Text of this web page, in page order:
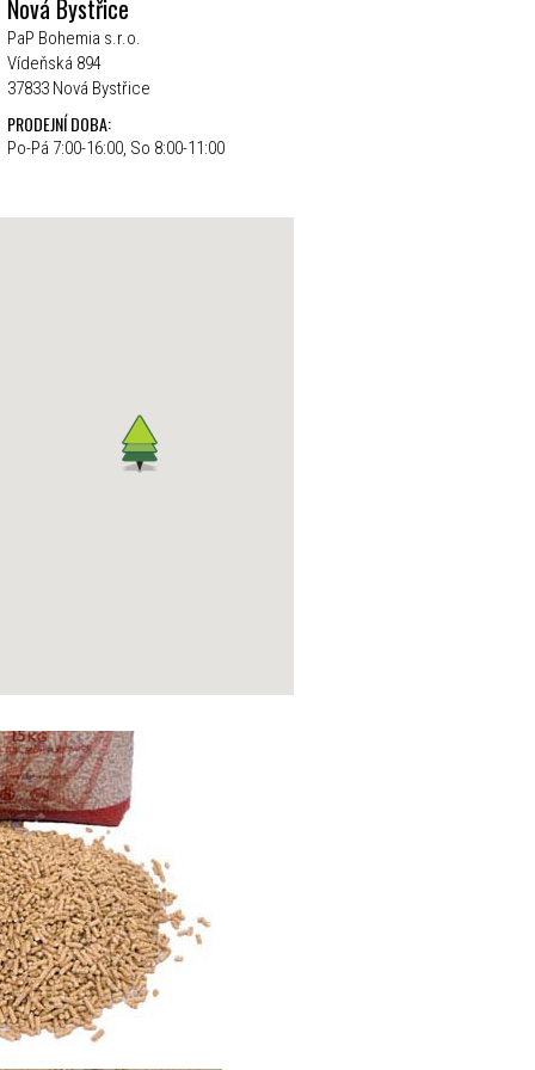
Nová Bystřice
PaP Bohemia s.r.o.
Vídeňská 894
37833 Nová Bystřice
PRODEJNÍ DOBA:
Po-Pá 7:00-16:00, So 8:00-11:00